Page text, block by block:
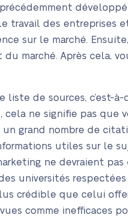
travail des
sur le marché.
marché. Après cela,
liste de sources, c’est-
cela ne signifie pas
un grand nombre de
utiles sur le
ne devraient
universités
crédible que celui
comme inefficaces